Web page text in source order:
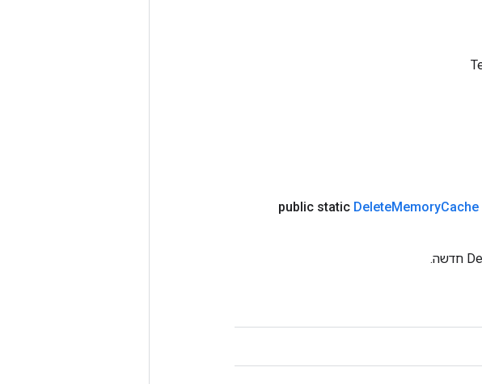
public static DeleteMemoryCache